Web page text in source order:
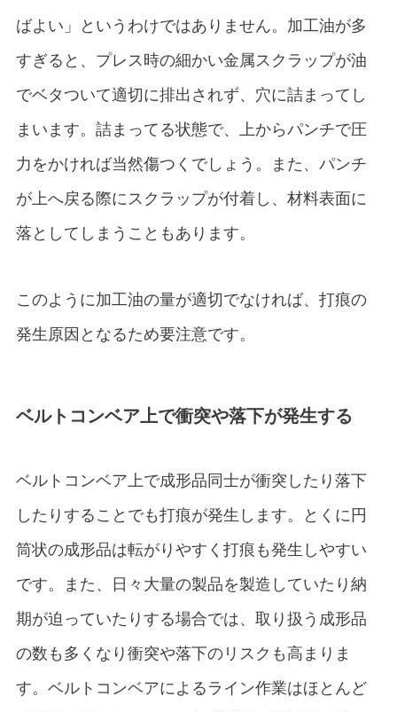
ばよい」というわけではありません。加工油が多
すぎると、プレス時の細かい金属スクラップが油
でベタついて適切に排出されず、穴に詰まってし
まいます。詰まってる状態で、上からパンチで圧
力をかければ当然傷つくでしょう。また、パンチ
が上へ戻る際にスクラップが付着し、材料表面に
落としてしまうこともあります。
このように加工油の量が適切でなければ、打痕の
発生原因となるため要注意です。
ベルトコンベア上で衝突や落下が発生する
ベルトコンベア上で成形品同士が衝突したり落下
したりすることでも打痕が発生します。とくに円
筒状の成形品は転がりやすく打痕も発生しやすい
です。また、日々大量の製品を製造していたり納
期が迫っていたりする場合では、取り扱う成形品
の数も多くなり衝突や落下のリスクも高まりま
す。ベルトコンベアによるライン作業はほとんど